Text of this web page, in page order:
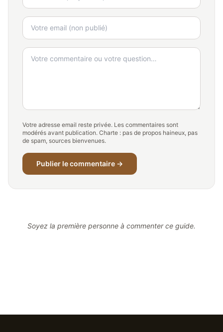
Votre adresse email reste privée. Les commentaires sont
modérés avant publication. Charte : pas de propos haineux, pas
de spam, sources bienvenues.
Publier le commentaire →
Soyez la première personne à commenter ce guide.